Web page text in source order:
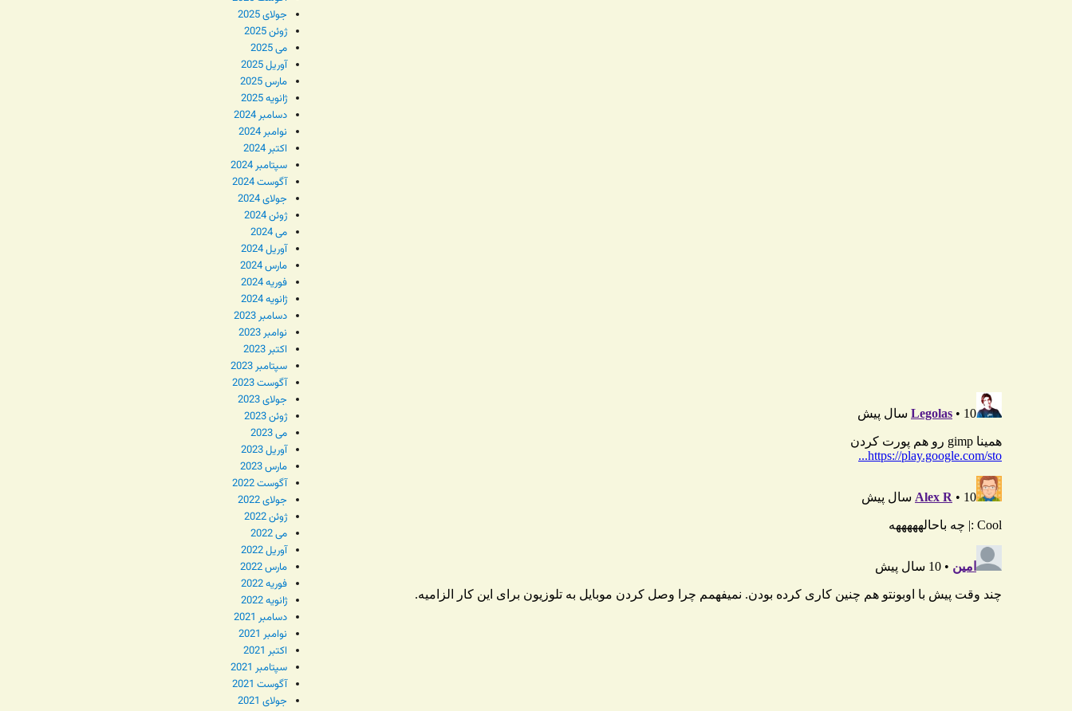
جولای 2025
ژوئن 2025
می 2025
آوریل 2025
مارس 2025
ژانویه 2025
دسامبر 2024
نوامبر 2024
اکتبر 2024
سپتامبر 2024
آگوست 2024
جولای 2024
ژوئن 2024
می 2024
آوریل 2024
مارس 2024
فوریه 2024
ژانویه 2024
دسامبر 2023
نوامبر 2023
اکتبر 2023
سپتامبر 2023
آگوست 2023
جولای 2023
ژوئن 2023
می 2023
آوریل 2023
مارس 2023
آگوست 2022
جولای 2022
ژوئن 2022
می 2022
آوریل 2022
مارس 2022
فوریه 2022
ژانویه 2022
دسامبر 2021
نوامبر 2021
اکتبر 2021
سپتامبر 2021
آگوست 2021
جولای 2021